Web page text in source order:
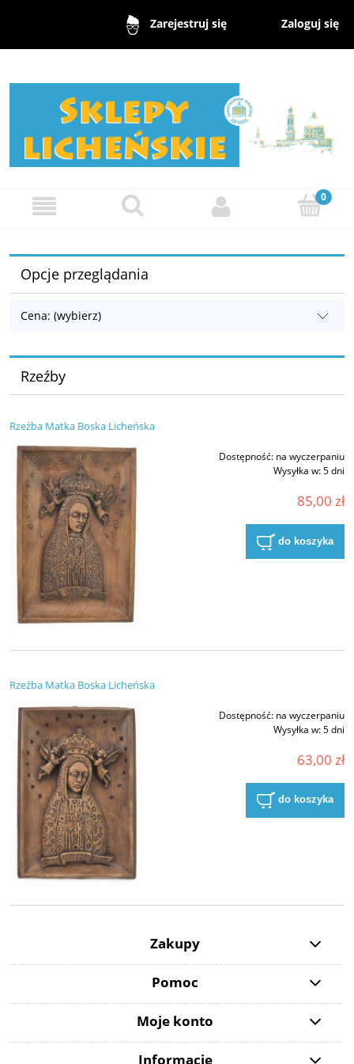
Zarejestruj się Zaloguj się
Opcje przeglądania
Cena: (wybierz)
Rzeźby
Rzeźba Matka Boska Licheńska
Dostępność: na wyczerpaniu
Wysyłka w:5 dni
85,00 zł
do koszyka
Rzeźba Matka Boska Licheńska
Dostępność: na wyczerpaniu
Wysyłka w:5 dni
63,00 zł
do koszyka
Zakupy
Pomoc
Moje konto
Informacje